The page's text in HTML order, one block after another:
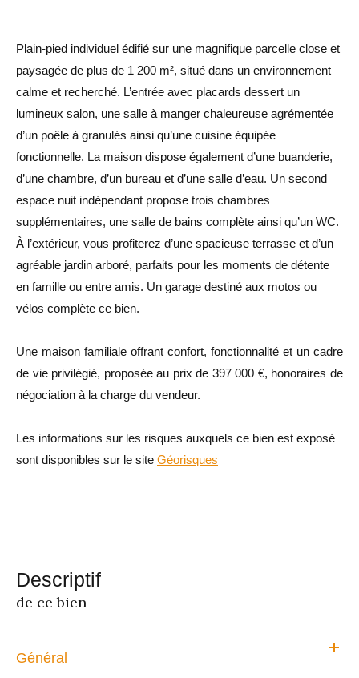
Plain-pied individuel édifié sur une magnifique parcelle close et
paysagée de plus de 1 200 m², situé dans un environnement
calme et recherché. L’entrée avec placards dessert un
lumineux salon, une salle à manger chaleureuse agrémentée
d’un poêle à granulés ainsi qu’une cuisine équipée
fonctionnelle. La maison dispose également d’une buanderie,
d’une chambre, d’un bureau et d’une salle d’eau. Un second
espace nuit indépendant propose trois chambres
supplémentaires, une salle de bains complète ainsi qu’un WC.
À l’extérieur, vous profiterez d’une spacieuse terrasse et d’un
agréable jardin arboré, parfaits pour les moments de détente
en famille ou entre amis. Un garage destiné aux motos ou
vélos complète ce bien.
Une maison familiale offrant confort, fonctionnalité et un cadre
de vie privilégié, proposée au prix de 397 000 €, honoraires de
négociation à la charge du vendeur.
Les informations sur les risques auxquels ce bien est exposé
sont disponibles sur le site Géorisques
descriptif
de ce bien
Général